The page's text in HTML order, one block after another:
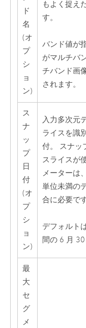
ド
名
(オ
プ
シ
ョ
ン)
もよく捉え
す。
バンド値が
がマルチバ
チバンド画
されます。
ス
ナ
ッ
プ
日
付
(オ
プ
シ
ョ
ン)
入力多次元
ライスを識
付。 スナッ
スライスが
メーターは
単位未満の
合に必要です
デフォルト
間の 6 月 30
最
大
セ
グ
メ